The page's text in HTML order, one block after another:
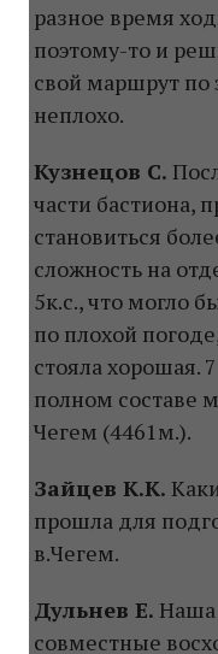
разное время
поэтому-то и
свой маршрут по
неплохо.
Кузнецов С.
части бастиона,
становиться
сложность на
5к.с., что могло
по плохой
стояла хорошая.
полном составе
Чегем (4461м.).
Зайцев К.К.
прошла для
в.Чегем.
Дульнев Е. Наша
совместные